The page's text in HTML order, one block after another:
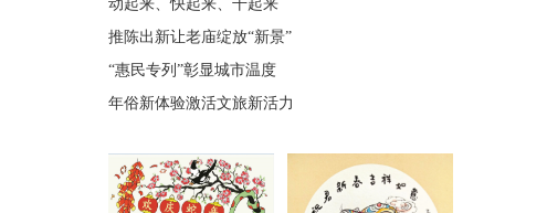
动起来、快起来、干起来
推陈出新让老庙绽放“新景”
“惠民专列”彰显城市温度
年俗新体验激活文旅新活力